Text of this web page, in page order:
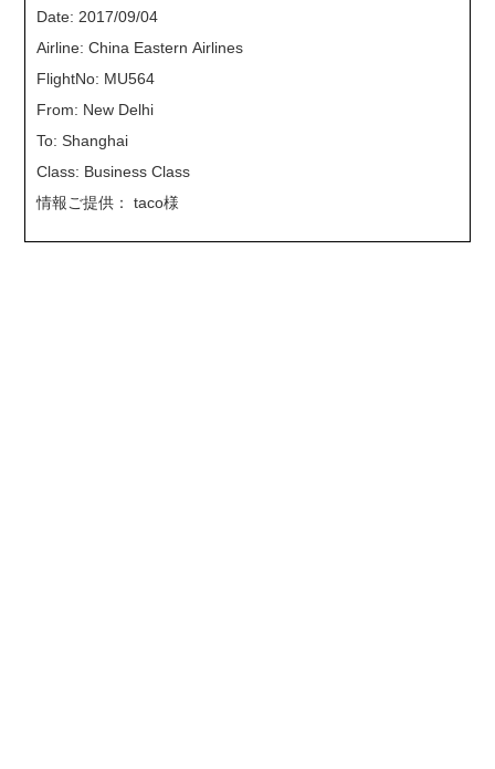
Date: 2017/09/04
Airline: China Eastern Airlines
FlightNo: MU564
From: New Delhi
To: Shanghai
Class: Business Class
情報ご提供： taco様